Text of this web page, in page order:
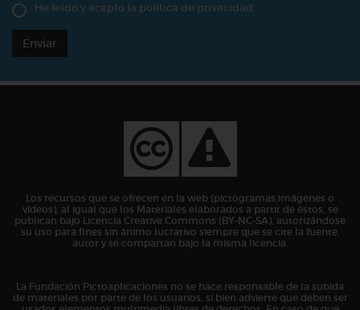
He leído y acepto la política de privacidad
Enviar
Los recursos que se ofrecen en la web (pictogramas,imágenes o
vídeos), al igual que los Materiales elaborados a partir de éstos, se
publican bajo Licencia Creative Commons (BY-NC-SA), autorizándose
su uso para fines sin ánimo lucrativo siempre que se cite la fuente,
autor y se compartan bajo la misma licencia.
La Fundación Pictoaplicaciones no se hace responsable de la subida
de materiales por parte de los usuarios, si bien advierte que deben ser